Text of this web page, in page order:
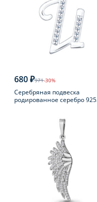
680 ₽971-30%
Серебряная подвеска
родированное серебро 925